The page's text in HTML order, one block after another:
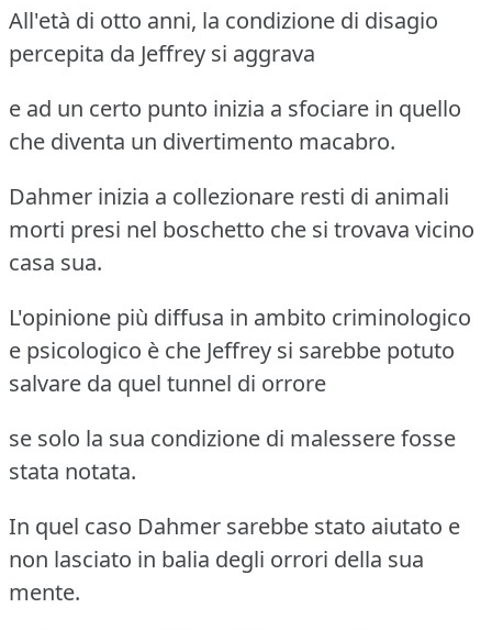
All'età di otto anni, la condizione di disagio
percepita da Jeffrey si aggrava
e ad un certo punto inizia a sfociare in quello
che diventa un divertimento macabro.
Dahmer inizia a collezionare resti di animali
morti presi nel boschetto che si trovava vicino
casa sua.
L'opinione più diffusa in ambito criminologico
e psicologico è che Jeffrey si sarebbe potuto
salvare da quel tunnel di orrore
se solo la sua condizione di malessere fosse
stata notata.
In quel caso Dahmer sarebbe stato aiutato e
non lasciato in balia degli orrori della sua
mente.